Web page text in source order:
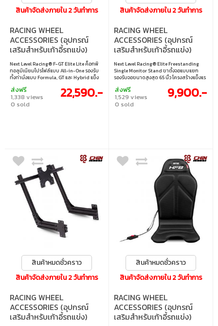
สินค้าจัดส่งภายใน 2 วันทำการ
RACING WHEEL
ACCESSORIES (อุปกรณ์
เสริมสำหรับเก้าอี้รถแข่ง)
NEXT LEVEL RACING
WHEEL PLATE F-GT ELITE
LITE EDITION (NLR-E032)
Next Level Racing® F-GT Elite Lite ค็อกพิ
ทอลูมิเนียมโปรไฟล์แบบ All-in-One รองรับ
ทั้งท่านั่งแบบ Formula, GT และ Hybrid แข็ง
ชั้นนำ เช่น Ferrari Esports และ Veloce
เหมาะสำหรับนักแข่งทุกระดับ
ส่งฟรี
1,338 views
0 sold
22,590.-
สินค้าจัดส่งภายใน 2 วันทำการ
RACING WHEEL
ACCESSORIES (อุปกรณ์
เสริมสำหรับเก้าอี้รถแข่ง)
NEXT LEVEL RACING
MONITOR STAND ELITE
FREE STANDING SINGLE
(NLR-E035)
Next Level Racing® Elite Freestanding
Single Monitor Stand ขาตั้งจอแบบแยก
รองรับจอขนาดสูงสุด 65 นิ้ว โครงสร้างแข็งแร
ลงตัว เพิ่มความสมจริงให้ชุดจำลองการแข่ง
ระดับมืออาชีพ
ส่งฟรี
1,529 views
0 sold
9,900.-
สินค้าหมดชั่วคราว
สินค้าจัดส่งภายใน 2 วันทำการ
RACING WHEEL
ACCESSORIES (อุปกรณ์
เสริมสำหรับเก้าอี้รถแข่ง)
สินค้าหมดชั่วคราว
สินค้าจัดส่งภายใน 2 วันทำการ
RACING WHEEL
ACCESSORIES (อุปกรณ์
เสริมสำหรับเก้าอี้รถแข่ง)